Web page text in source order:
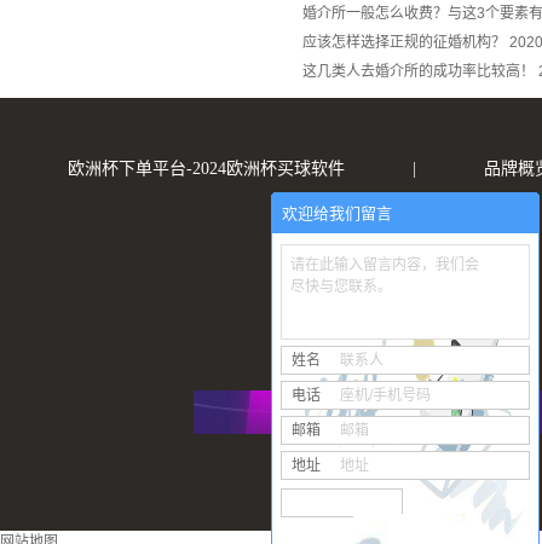
婚介所一般怎么收费？与这3个要素
应该怎样选择正规的征婚机构？
这几类人去婚介所的成功率比较高！
欧洲杯下单平台-2024欧洲杯买球软件 品牌概
欢迎给我们留言
请在此输入留言内容，我们会
尽快与您联系。
姓名 联系人
电话 座机/手机号码
邮箱 邮箱
地址 地址